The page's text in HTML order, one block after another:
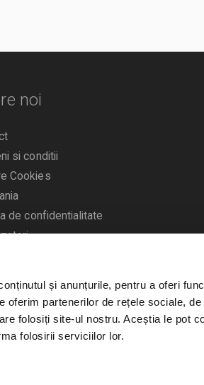
și anunțurile, pentru a oferi
oferim partenerilor de rețele sociale,
folosiți site-ul nostru. Aceștia le pot
folosirii serviciilor lor.
noi
si conditii
Cookies
de confidentialitate